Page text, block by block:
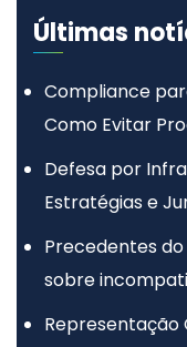
Últimas
Compliance
Como Evitar
Defesa por
Estratégias e
Precedentes do
sobre
advocacia
Representação